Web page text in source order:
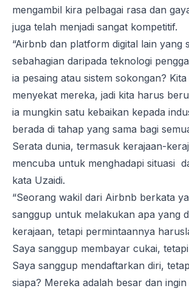
mengambil kira pelbagai rasa dan
juga telah menjadi sangat kompetitif.
“Airbnb dan platform digital lain yang
sebahagian daripada teknologi
ia pesaing atau sistem sokongan?
menyekat mereka, jadi kita harus
ia mungkin satu kebaikan kepada
berada di tahap yang sama bagi
Serata dunia, termasuk kerajaan-
mencuba untuk menghadapi situasi
kata Uzaidi.
“Seorang wakil dari Airbnb berkata
sanggup untuk melakukan apa yang
kerajaan, tetapi permintaannya
Saya sanggup membayar cukai,
Saya sanggup mendaftarkan diri,
siapa? Mereka adalah besar dan ingin